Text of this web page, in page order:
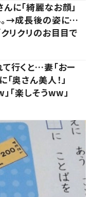
に「綺麗なお顔」
。→成長後の姿に…
クリクリのお目目で
行くと…妻「おー
奥さん美人！」
「楽しそうww」